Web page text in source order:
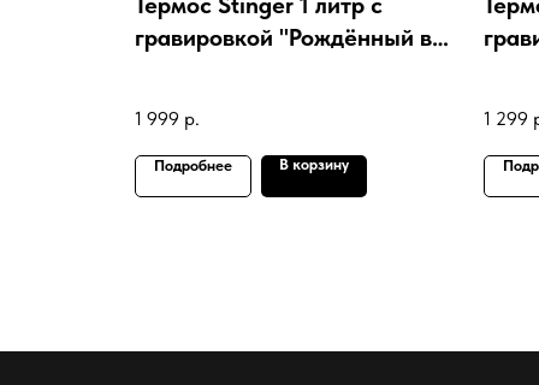
гравировкой "Рождённый в
1 999 р.
Подробнее В корзину
1 299